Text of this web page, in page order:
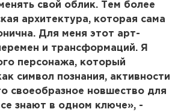
свой облик. Тем более
архитектура, которая сама
Для меня этот арт-
и трансформаций. Я
персонажа, который
символ познания, активности
своеобразное новшество для
знают в одном ключе», -